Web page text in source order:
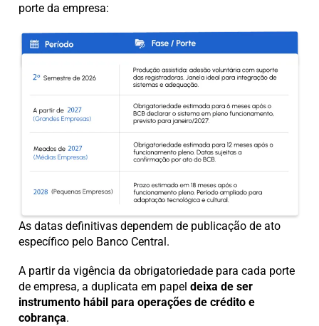
porte da empresa:
As datas definitivas dependem de publicação de ato
específico pelo Banco Central.
A partir da vigência da obrigatoriedade para cada porte
de empresa, a duplicata em papel deixa de ser
instrumento hábil para operações de crédito e
cobrança.